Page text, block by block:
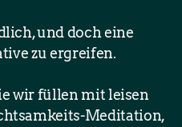
und doch eine
zu ergreifen.
wir füllen mit leisen
Meditation,